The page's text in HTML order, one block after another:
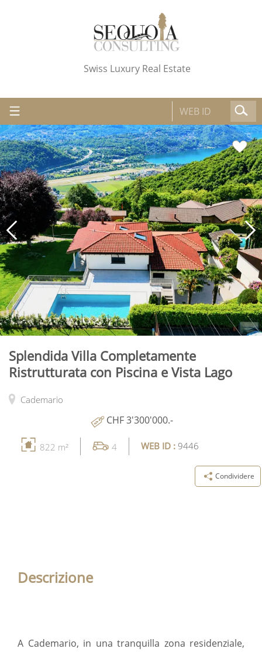
Swiss Luxury Real Estate
Splendida Villa Completamente
Ristrutturata con Piscina e Vista Lago
Cademario
CHF 3'300'000.-
822 m² 4 WEB ID : 9446
Condividere
Descrizione
A Cademario, in una tranquilla zona residenziale,